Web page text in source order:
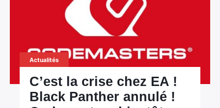
Actualités
C’est la crise chez EA !
Black Panther annulé !